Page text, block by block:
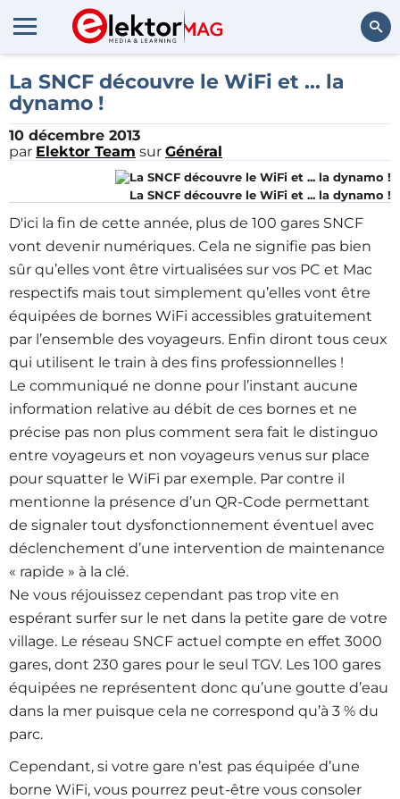
Rechercher
La SNCF découvre le WiFi et ... la
dynamo !
10 décembre 2013
par Elektor Team sur Général
La SNCF découvre le WiFi et ... la dynamo !
D'ici la fin de cette année, plus de 100 gares SNCF
vont devenir numériques. Cela ne signifie pas bien
sûr qu’elles vont être virtualisées sur vos PC et Mac
respectifs mais tout simplement qu’elles vont être
équipées de bornes WiFi accessibles gratuitement
par l’ensemble des voyageurs. Enfin diront tous ceux
qui utilisent le train à des fins professionnelles !
Le communiqué ne donne pour l’instant aucune
information relative au débit de ces bornes et ne
précise pas non plus comment sera fait le distinguo
entre voyageurs et non voyageurs venus sur place
pour squatter le WiFi par exemple. Par contre il
mentionne la présence d’un QR-Code permettant
de signaler tout dysfonctionnement éventuel avec
déclenchement d’une intervention de maintenance
« rapide » à la clé.
Ne vous réjouissez cependant pas trop vite en
espérant surfer sur le net dans la petite gare de votre
village. Le réseau SNCF actuel compte en effet 3000
gares, dont 230 gares pour le seul TGV. Les 100 gares
équipées ne représentent donc qu’une goutte d’eau
dans la mer puisque cela ne correspond qu’à 3 % du
parc.
Cependant, si votre gare n’est pas équipée d’une
borne WiFi, vous pourrez peut-être vous consoler